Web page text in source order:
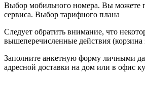
Выбор мобильного номера. Вы можете
сервиса. Выбор тарифного плана
Следует обратить внимание, что
вышеперечисленные действия (корзина
Заполните анкетную форму личными
адресной доставки на дом или в офис